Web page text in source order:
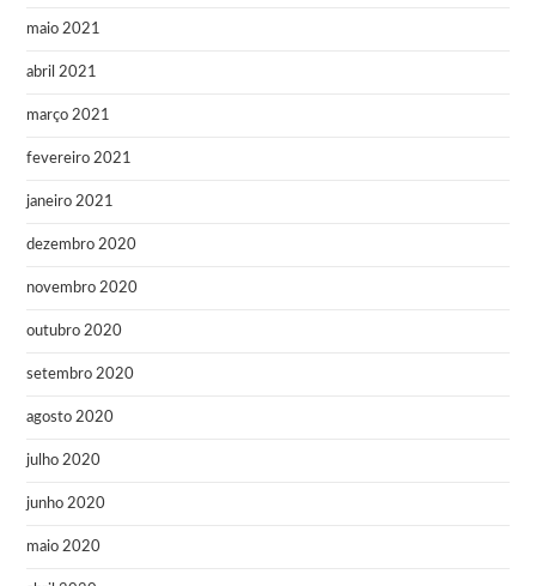
maio 2021
abril 2021
março 2021
fevereiro 2021
janeiro 2021
dezembro 2020
novembro 2020
outubro 2020
setembro 2020
agosto 2020
julho 2020
junho 2020
maio 2020